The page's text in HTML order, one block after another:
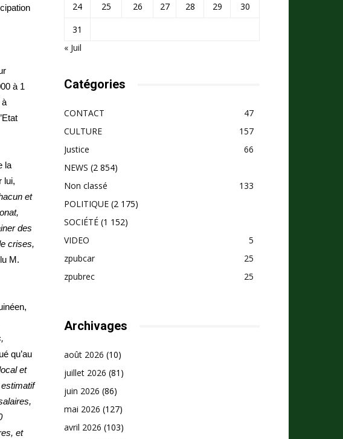
à 1
à
la
lui,
et
des
crises,
M.
qu’au
et
et
24
25 26 27 28 29
30
31
« Juil
Catégories
CONTACT
47
CULTURE
157
Justice
66
NEWS (2 854)
Non classé
133
POLITIQUE (2 175)
SOCIÉTÉ (1 152)
VIDEO
5
zpubcar
25
zpubrec
25
Archivages
août 2026 (10)
juillet 2026 (81)
juin 2026 (86)
mai 2026 (127)
avril 2026 (103)